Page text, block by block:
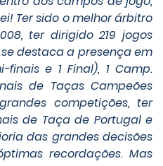
Ter sido o melhor árbitro
ter dirigido 219 jogos
destaca a presença em
finais e 1 Final), 1 Camp.
de Taças Campeões
competições, ter
de Taça de Portugal e
das grandes decisões
recordações. Mas